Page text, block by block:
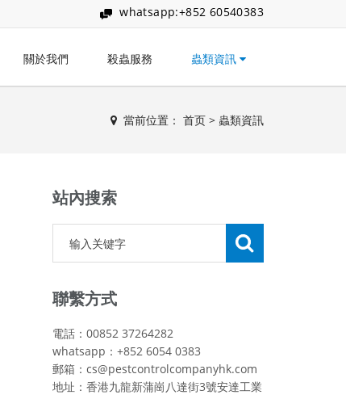
whatsapp:+852 60540383
關於我們 殺蟲服務 蟲類資訊
當前位置： 首页 > 蟲類資訊
站內搜索
聯繫方式
電話：00852 37264282
whatsapp：+852 6054 0383
郵箱：cs@pestcontrolcompanyhk.com
地址：香港九龍新蒲崗八達街3號安達工業